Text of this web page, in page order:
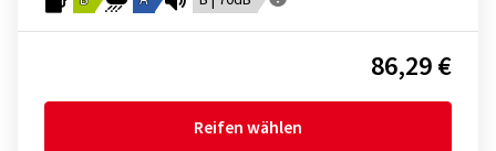
86,29 €
Reifen wählen